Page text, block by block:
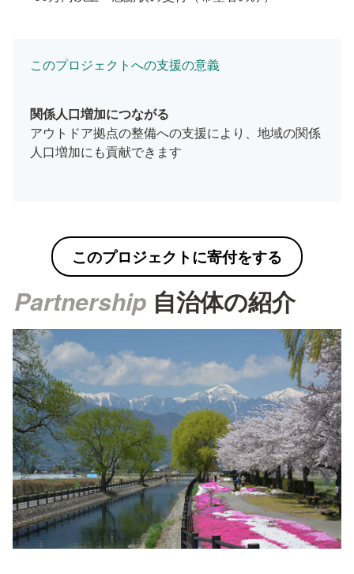
このプロジェクトへの支援の意義
アウトドア拠点の整備への支援により、地域の関係
人口増加にも貢献できます
このプロジェクトに寄付をする
Partnership 自治体の紹介